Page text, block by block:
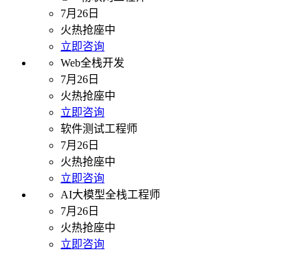
7月26日
火热抢座中
立即咨询
Web全栈开发
7月26日
火热抢座中
立即咨询
软件测试工程师
7月26日
火热抢座中
立即咨询
AI大模型全栈工程师
7月26日
火热抢座中
立即咨询